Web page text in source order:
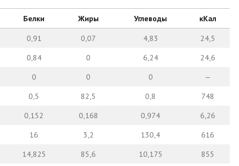
Белки Жиры Углеводы кКал
0,91 0,07 4,83
24,5
0,84 0 6,24
24,6
0 0 0
—
0,5 82,5 0,8
748
0,152 0,168 0,974
6,26
16 3,2 130,4
616
14,825 85,6 10,175
855